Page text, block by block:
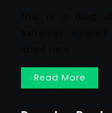
Read More